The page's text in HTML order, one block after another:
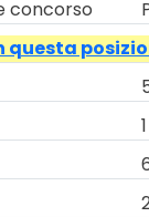
concorso
1